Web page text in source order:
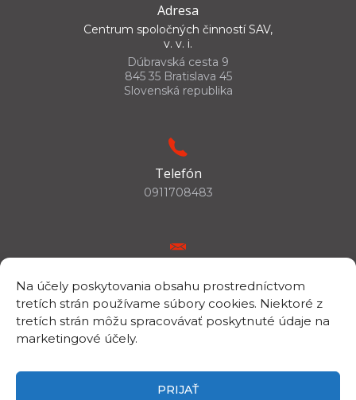
Na účely poskytovania obsahu prostredníctvom
tretích strán používame súbory cookies. Niektoré z
tretích strán môžu spracovávať poskytnuté údaje na
marketingové účely.
PRIJAŤ
Adresa
Centrum spoločných činností SAV,
v. v. i.
Dúbravská cesta 9
845 35 Bratislava 45
Slovenská republika
Telefón
0911708483
csc.info@savba.sk
IČO/DIČ
IČO: 00398144